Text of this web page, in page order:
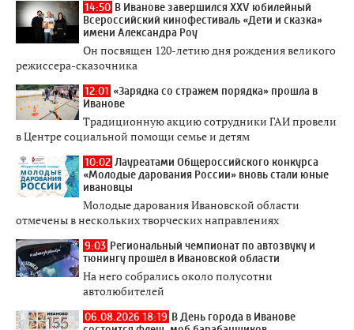
14:50 В Иванове завершился XXV юбилейный
Всероссийский кинофестиваль «Дети и сказка»
имени Александра Роу
Он посвящен 120-летию дня рождения великого
режиссера-сказочника
12:01 «Зарядка со стражем порядка» прошла в
Иванове
Традиционную акцию сотрудники ГАИ провели
в Центре социальной помощи семье и детям
10:02 Лауреатами Общероссийского конкурса
«Молодые дарования России» вновь стали юные
ивановцы
Молодые дарования Ивановской области
отмечены в нескольких творческих направлениях
9:03 Региональный чемпионат по автозвуку и
тюнингу прошёл в Ивановской области
На него собрались около полусотни
автолюбителей
06.08.2026 18:19 В День города в Иванове